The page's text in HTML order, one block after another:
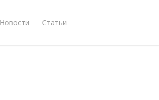
Новости Статьи